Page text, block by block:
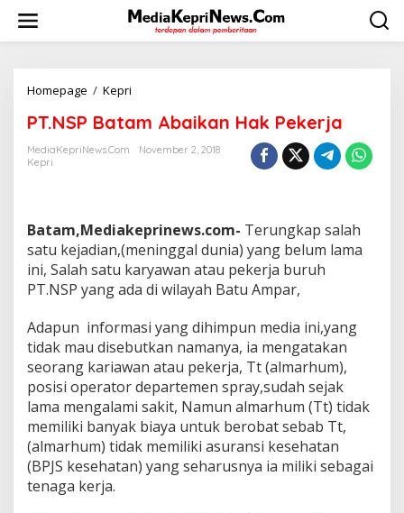
w
Homepage / Kepri
.
a
m
A
b
k
a
n
H
a
k
P
e
k
e
PT.NSP Batam Abaikan Hak Pekerja
MediaKepriNews.com
November 2, 2018
Kepri
Batam,Mediakeprinews.com- Terungkap salah
satu kejadian,(meninggal dunia) yang belum lama
ini, Salah satu karyawan atau pekerja buruh
PT.NSP yang ada di wilayah Batu Ampar,
Adapun informasi yang dihimpun media ini,yang
tidak mau disebutkan namanya, ia mengatakan
seorang kariawan atau pekerja, Tt (almarhum),
posisi operator departemen spray,sudah sejak
lama mengalami sakit, Namun almarhum (Tt) tidak
memiliki banyak biaya untuk berobat sebab Tt,
(almarhum) tidak memiliki asuransi kesehatan
(BPJS kesehatan) yang seharusnya ia miliki sebagai
tenaga kerja.